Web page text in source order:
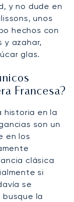
y no dude en
unos
hechos con
y azahar,
glas.
Francesa?
historia en la
son un
en los
clásica
si
se
la